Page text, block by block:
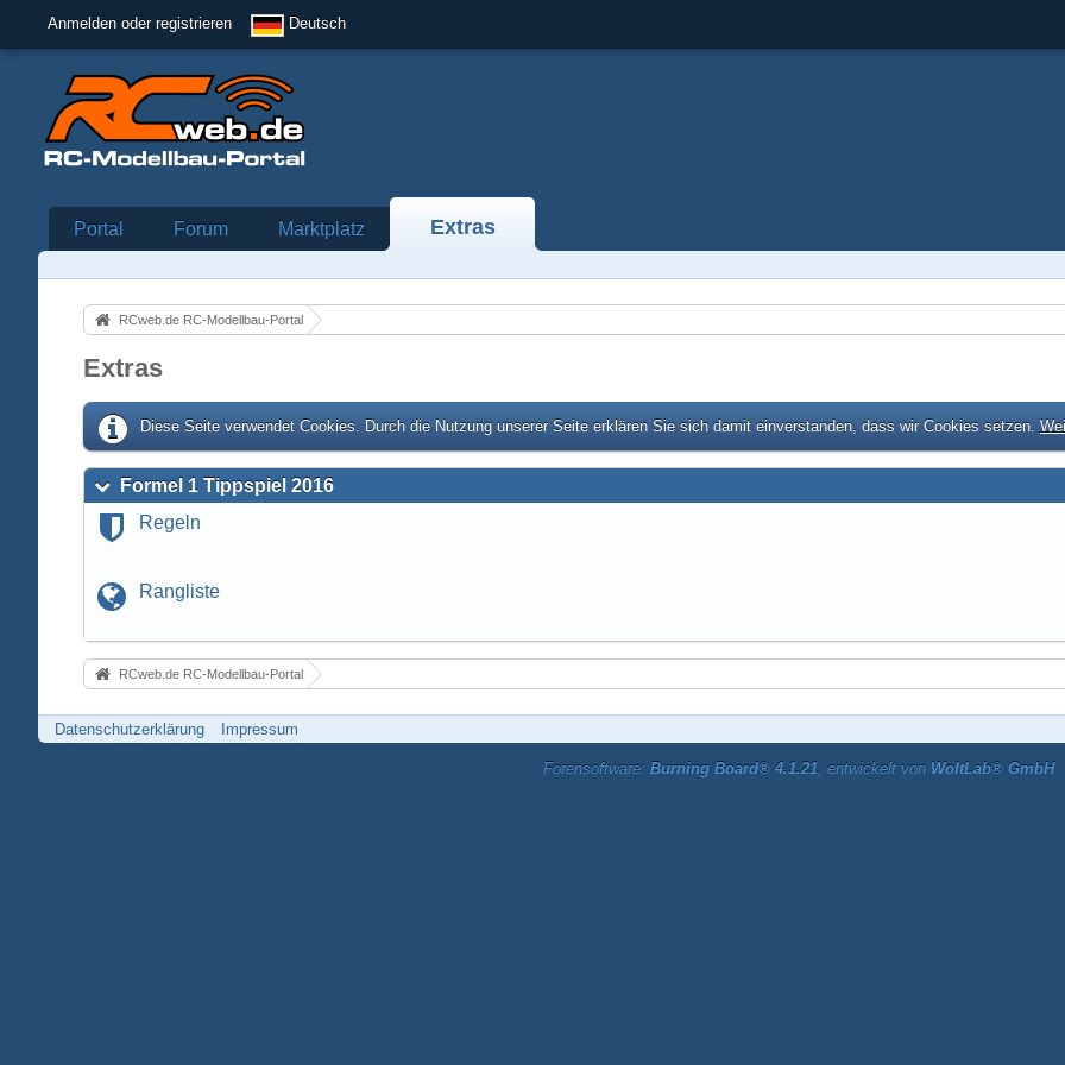
Anmelden oder registrieren Deutsch
Portal Forum Marktplatz Extras
RCweb.de RC-Modellbau-Portal
Extras
Diese Seite verwendet Cookies. Durch die Nutzung unserer Seite erklären Sie sich damit einverstanden, dass wir Cookies setzen.
Formel 1 Tippspiel 2016
Regeln
Rangliste
RCweb.de RC-Modellbau-Portal
Datenschutzerklärung Impressum
Forensoftware: Burning Board® 4.1.21, entwickelt von WoltLab® GmbH